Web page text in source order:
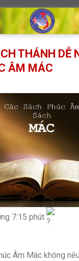
THÁNH DỄ
ÂM MÁC
7:15 phút
Âm Mác không